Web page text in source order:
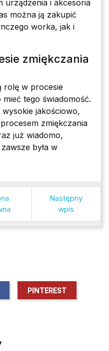
urządzenia i akcesoria
można ją zakupić
worka, jak i
zmiękczania
rolę w procesie
tego świadomość.
jakościowo,
zmiękczania
już wiadomo,
była w
Następny
wpis
PINTEREST